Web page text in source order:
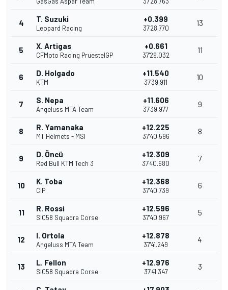
4 T. Suzuki
Leopard Racing
+0.399
37'28.770
13
5 X. Artigas
CFMoto Racing PruestelGP
+0.661
37'29.032
11
6 D. Holgado
KTM
+11.540
37'39.911
10
7 S. Nepa
Angeluss MTA Team
+11.606
37'39.977
9
8 R. Yamanaka
MT Helmets - MSI
+12.225
37'40.596
8
9 D. Öncü
Red Bull KTM Tech 3
+12.309
37'40.680
7
10 K. Toba
CIP
+12.368
37'40.739
6
11 R. Rossi
SIC58 Squadra Corse
+12.596
37'40.967
5
12 I. Ortola
Angeluss MTA Team
+12.878
37'41.249
4
13 L. Fellon
SIC58 Squadra Corse
+12.976
37'41.347
3